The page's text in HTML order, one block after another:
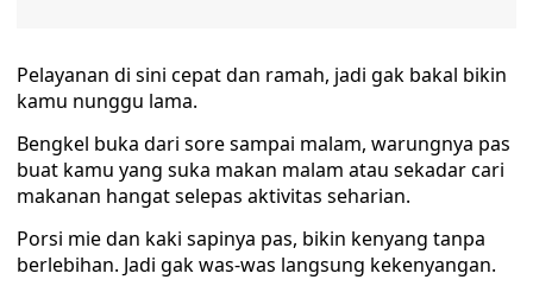
Pelayanan di sini cepat dan ramah, jadi gak bakal bikin
kamu nunggu lama.
Bengkel buka dari sore sampai malam, warungnya pas
buat kamu yang suka makan malam atau sekadar cari
makanan hangat selepas aktivitas seharian.
Porsi mie dan kaki sapinya pas, bikin kenyang tanpa
berlebihan. Jadi gak was-was langsung kekenyangan.